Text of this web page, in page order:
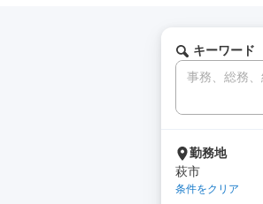
キーワード
勤務地
萩市
条件をクリア